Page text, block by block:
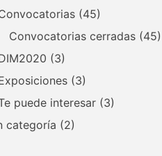
(45)
Convocatorias cerradas (45)
(3)
(3)
puede interesar (3)
categoría (2)